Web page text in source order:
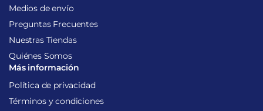
Medios de envío
Preguntas Frecuentes
Nuestras Tiendas
Quiénes Somos
Más información
Política de privacidad
Términos y condiciones